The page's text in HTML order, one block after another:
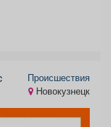
Происшествия
Новокузнецк